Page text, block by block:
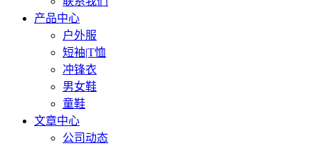
产品中心
户外服
短袖|T恤
冲锋衣
男女鞋
童鞋
文章中心
公司动态